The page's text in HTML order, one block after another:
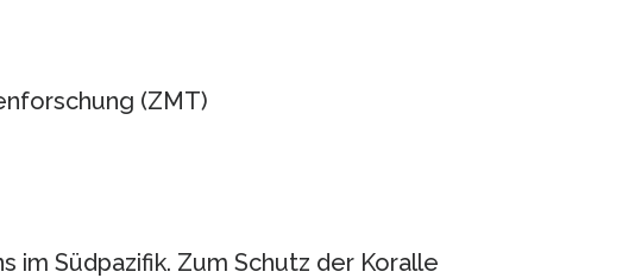
(ZMT)
im Südpazifik. Zum Schutz der Koralle